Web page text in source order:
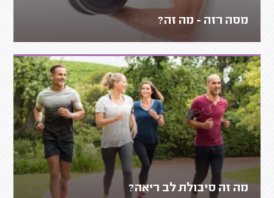
מסה רזה - מה זה?
מה זה סיבולת לב ריאה?